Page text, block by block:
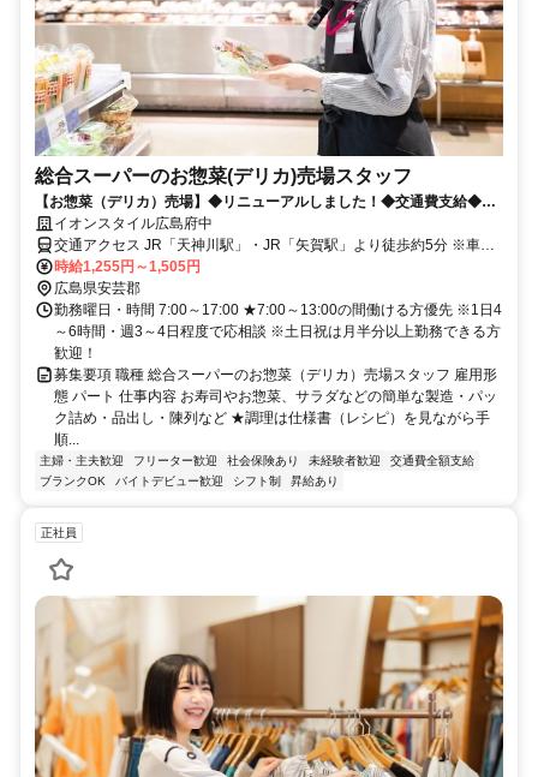
総合スーパーのお惣菜(デリカ)売場スタッフ
【お惣菜（デリカ）売場】◆リニューアルしました！◆交通費支給◆未
経験OK★イオンは待遇充実♪
イオンスタイル広島府中
交通アクセス JR「天神川駅」・JR「矢賀駅」より徒歩約5分 ※車通
勤可（規定有）
時給1,255円～1,505円
広島県安芸郡
勤務曜日・時間 7:00～17:00 ★7:00～13:00の間働ける方優先 ※1日4
～6時間・週3～4日程度で応相談 ※土日祝は月半分以上勤務できる方
歓迎！
募集要項 職種 総合スーパーのお惣菜（デリカ）売場スタッフ 雇用形
態 パート 仕事内容 お寿司やお惣菜、サラダなどの簡単な製造・パッ
ク詰め・品出し・陳列など ★調理は仕様書（レシピ）を見ながら手
順...
主婦・主夫歓迎 フリーター歓迎 社会保険あり 未経験者歓迎
交通費全額支給
ブランクOK
バイトデビュー歓迎 シフト制 昇給あり
正社員